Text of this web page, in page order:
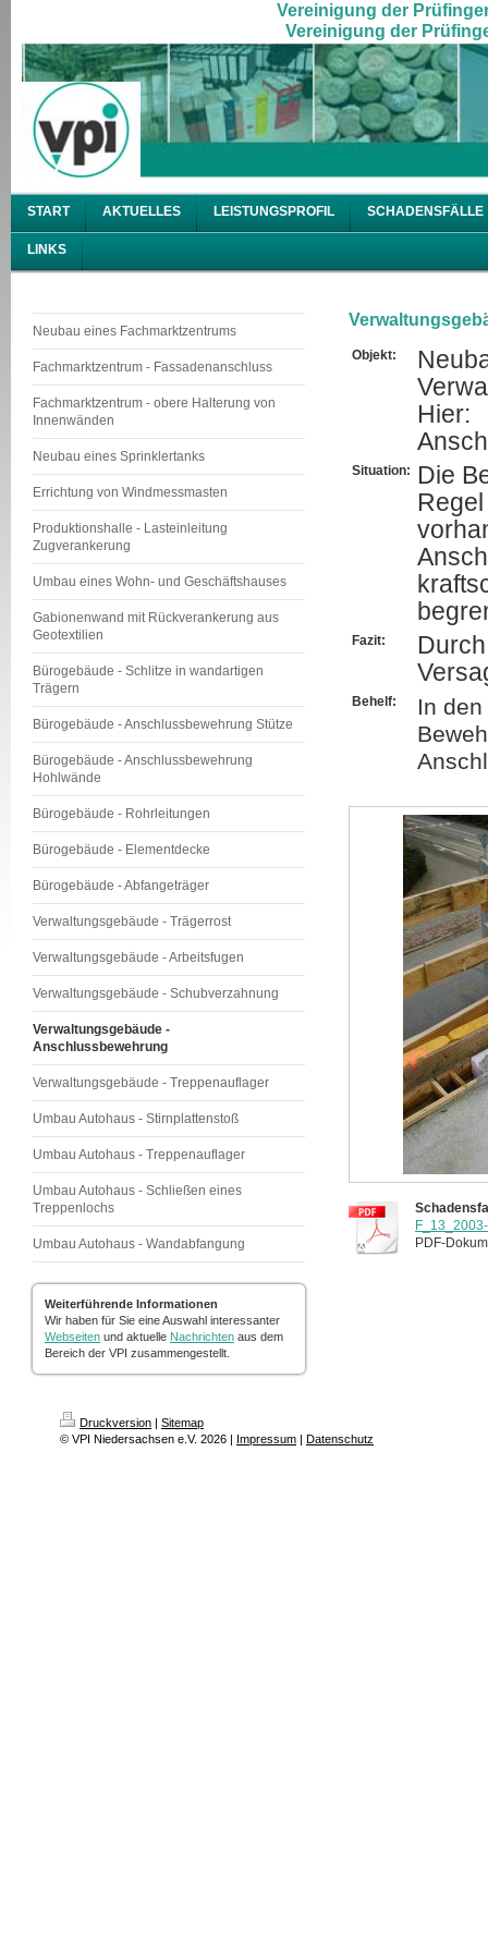
Vereinigung der
Vereinigung der
START AKTUELLES LEISTUNGSPROFIL SCHADENSFÄLLE
LINKS
Neubau eines Fachmarktzentrums
Fachmarktzentrum - Fassadenanschluss
Fachmarktzentrum - obere Halterung von
Innenwänden
Neubau eines Sprinklertanks
Errichtung von Windmessmasten
Produktionshalle - Lasteinleitung
Zugverankerung
Umbau eines Wohn- und Geschäftshauses
Gabionenwand mit Rückverankerung aus
Geotextilien
Bürogebäude - Schlitze in wandartigen
Trägern
Bürogebäude - Anschlussbewehrung Stütze
Bürogebäude - Anschlussbewehrung
Hohlwände
Bürogebäude - Rohrleitungen
Bürogebäude - Elementdecke
Bürogebäude - Abfangeträger
Verwaltungsgebäude - Trägerrost
Verwaltungsgebäude - Arbeitsfugen
Verwaltungsgebäude - Schubverzahnung
Verwaltungsgebäude -
Anschlussbewehrung
Verwaltungsgebäude - Treppenauflager
Umbau Autohaus - Stirnplattenstoß
Umbau Autohaus - Treppenauflager
Umbau Autohaus - Schließen eines
Treppenlochs
Umbau Autohaus - Wandabfangung
Weiterführende Informationen
Wir haben für Sie eine Auswahl interessanter
Webseiten und aktuelle Nachrichten aus dem
Bereich der VPI zusammengestellt.
Objekt:
Hier:
Situation:
Die
Fazit:
Behelf:
In
PDF-
Druckversion | Sitemap
© VPI Niedersachsen e.V. 2026 | Impressum | Datenschutz